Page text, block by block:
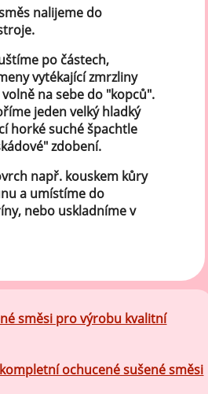
nalijeme do
po částech,
vytékající zmrzliny
na sebe do "kopců".
jeden velký hladký
horké suché špachtle
zdobení.
např. kouskem kůry
a umístíme do
nebo uskladníme v
směsi pro výrobu kvalitní
ochucené sušené směsi